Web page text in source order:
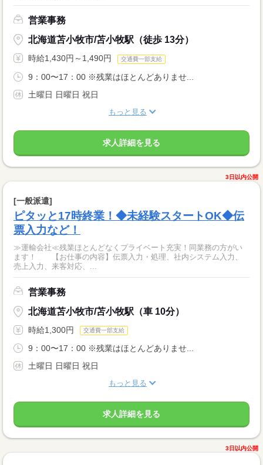
営業事務
北海道苫小牧市/苫小牧駅（徒歩 13分）
時給1,430円～1,490円 交通費一部支給
9：00〜17：00 ※残業はほとんどありませ...
土曜日 日曜日 祝日
もっと見る
求人詳細を見る
3日以内公開
[一般派遣]
ピタッと17時終業！◆未経験スタートOK◆伝
票入力など！
≫運輸会社≪残業ほとんどなくプライベート充実！同業務の方がい
ます！ 【お仕事の内容】伝票入力・処理、社内システム入力、
売上入力、来客対応、...
営業事務
北海道苫小牧市/苫小牧駅（車 10分）
時給1,300円 交通費一部支給
9：00〜17：00 ※残業はほとんどありませ...
土曜日 日曜日 祝日
もっと見る
求人詳細を見る
3日以内公開